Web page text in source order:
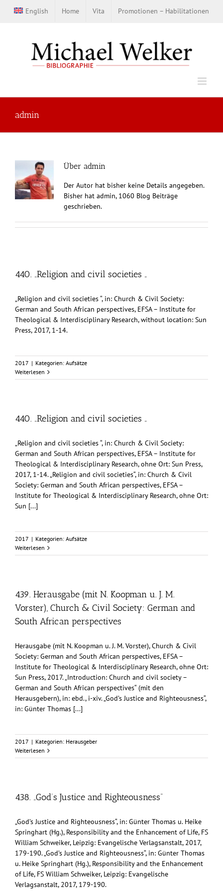
Inhalt
English Home Vita Promotionen – Habilitationen
admin
Über admin
Der Autor hat bisher keine Details angegeben.
Bisher hat admin, 1060 Blog Beiträge
geschrieben.
440. „Religion and civil societies „
„Religion and civil societies “, in: Church & Civil Society:
German and South African perspectives, EFSA – Institute for
Theological & Interdisciplinary Research, without location: Sun
Press, 2017, 1-14.
2017 | Kategorien: Aufsätze
Weiterlesen
440. „Religion and civil societies „
„Religion and civil societies “, in: Church & Civil Society:
German and South African perspectives, EFSA – Institute for
Theological & Interdisciplinary Research, ohne Ort: Sun Press,
2017, 1-14. „Religion and civil societies“, in: Church & Civil
Society: German and South African perspectives, EFSA –
Institute for Theological & Interdisciplinary Research, ohne Ort:
Sun [...]
2017 | Kategorien: Aufsätze
Weiterlesen
439. Herausgabe (mit N. Koopman u. J. M.
Vorster), Church & Civil Society: German and
South African perspectives
Herausgabe (mit N. Koopman u. J. M. Vorster), Church & Civil
Society: German and South African perspectives, EFSA –
Institute for Theological & Interdisciplinary Research, ohne Ort:
Sun Press, 2017. „Introduction: Church and civil society –
German and South African perspectives“ (mit den
Herausgebern), in: ebd., i-xiv. „God’s Justice and Righteousness“,
in: Günter Thomas [...]
2017 | Kategorien: Herausgeber
Weiterlesen
438. „God’s Justice and Righteousness“
„God’s Justice and Righteousness“, in: Günter Thomas u. Heike
Springhart (Hg.), Responsibility and the Enhancement of Life, FS
William Schweiker, Leipzig: Evangelische Verlagsanstalt, 2017,
179-190. „God’s Justice and Righteousness“, in: Günter Thomas
u. Heike Springhart (Hg.), Responsibility and the Enhancement
of Life, FS William Schweiker, Leipzig: Evangelische
Verlagsanstalt, 2017, 179-190.